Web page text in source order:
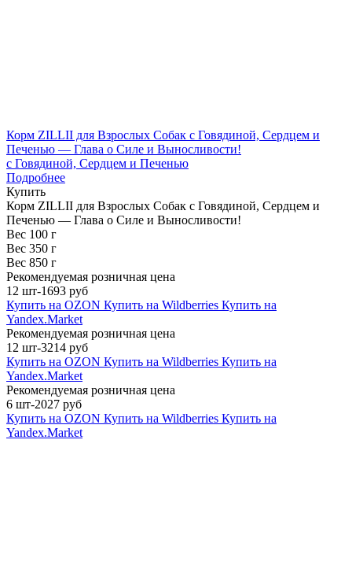
Корм ZILLII для Взрослых Собак с Говядиной, Сердцем и
Печенью — Глава о Силе и Выносливости!
с Говядиной, Сердцем и Печенью
Подробнее
Купить
Корм ZILLII для Взрослых Собак с Говядиной, Сердцем и
Печенью — Глава о Силе и Выносливости!
Вес 100 г
Вес 350 г
Вес 850 г
Рекомендуемая розничная цена
12 шт-1693 руб
Купить на OZON Купить на Wildberries Купить на
Yandex.Market
Рекомендуемая розничная цена
12 шт-3214 руб
Купить на OZON Купить на Wildberries Купить на
Yandex.Market
Рекомендуемая розничная цена
6 шт-2027 руб
Купить на OZON Купить на Wildberries Купить на
Yandex.Market